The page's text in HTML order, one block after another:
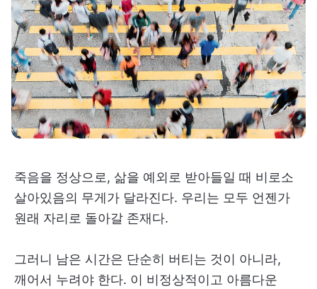
죽음을 정상으로, 삶을 예외로 받아들일 때 비로소
살아있음의 무게가 달라진다. 우리는 모두 언젠가
원래 자리로 돌아갈 존재다.
그러니 남은 시간은 단순히 버티는 것이 아니라,
깨어서 누려야 한다. 이 비정상적이고 아름다운